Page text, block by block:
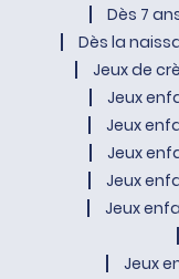
Dès 7
Dès la
Jeux de
Jeux
Jeux
Jeux
Jeux
Jeux
Jeux